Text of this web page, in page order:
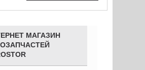
МАГАЗИН